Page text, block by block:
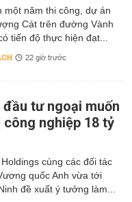
một năm thi công, dự án
Cát trên đường Vành
tiến độ thực hiện đạt...
22 giờ trước
tư ngoại muốn
nghiệp 18 tỷ
cùng các đối tác
quốc Anh vừa tới
đề xuất ý tưởng làm...